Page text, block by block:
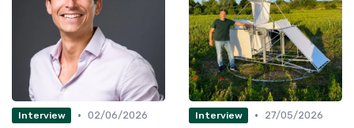
Interview • 02/06/2026
Interview •
27/05/2026